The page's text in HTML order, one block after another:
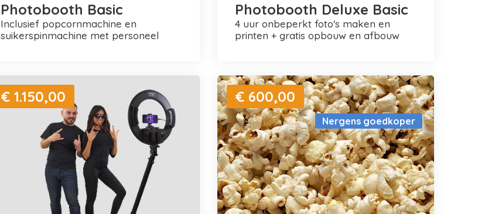
Photobooth Basic
inclusief popcornmachine en
suikerspinmachine met personeel
Photobooth Deluxe Basic
4 uur onbeperkt foto's maken en
printen + gratis opbouw en afbouw
€ 1.150,00
Nergens goedkoper
€ 600,00